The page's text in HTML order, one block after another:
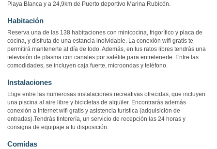
Playa Blanca y a 24,9km de Puerto deportivo Marina Rubicón.
Habitación
Reserva una de las 138 habitaciones con minicocina, frigorífico y placa de
cocina, y disfruta de una estancia inolvidable. La conexión wifi gratis te
permitirá mantenerte al día de todo. Además, en tus ratos libres tendrás una
televisión de plasma con canales por satélite para entretenerte. Entre las
comodidades, se incluyen caja fuerte, microondas y teléfono.
Instalaciones
Elige entre las numerosas instalaciones recreativas ofrecidas, que incluyen
una piscina al aire libre y bicicletas de alquiler. Encontrarás además
conexión a Internet wifi gratis y asistencia turística (adquisición de
entradas).Tendrás tintorería, un servicio de recepción las 24 horas y
consigna de equipaje a tu disposición.
Comidas